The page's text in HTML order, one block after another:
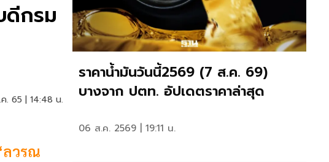
ดีกรม
. 65 | 14:48 น.
ลวรณ
ราคาน้ำมันวันนี้2569 (7 ส.ค. 69)
บางจาก ปตท. อัปเดตราคาล่าสุด
06 ส.ค. 2569 | 19:11 น.